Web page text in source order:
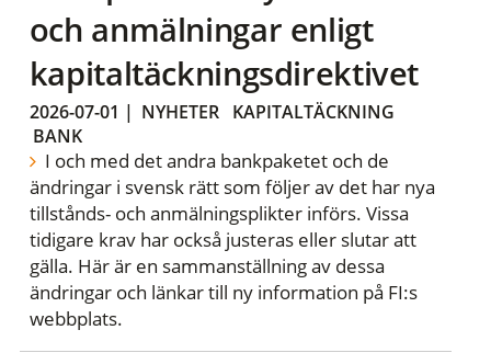
och anmälningar enligt
kapitaltäckningsdirektivet
2026-07-01 | NYHETER
KAPITALTÄCKNING
BANK
I och med det andra bankpaketet och de
ändringar i svensk rätt som följer av det har nya
tillstånds- och anmälningsplikter införs. Vissa
tidigare krav har också justeras eller slutar att
gälla. Här är en sammanställning av dessa
ändringar och länkar till ny information på FI:s
webbplats.